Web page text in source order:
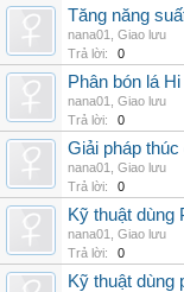
Tăng năng
nana01
Giao lưu
Trả lời:
0
Phân bón lá
nana01
Giao lưu
Trả lời:
0
Giải pháp
nana01
Giao lưu
Trả lời:
0
Kỹ thuật dùng
nana01
Giao lưu
Trả lời:
0
Kỹ thuật dùng